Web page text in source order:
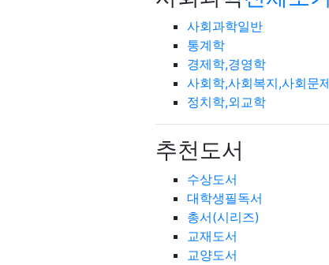
사회과학일반
통계학
경제학,경영학
사회학,사회복지,사회문
정치학,외교학
추천도서
수상도서
대학생필독서
총서(시리즈)
교재도서
교양도서